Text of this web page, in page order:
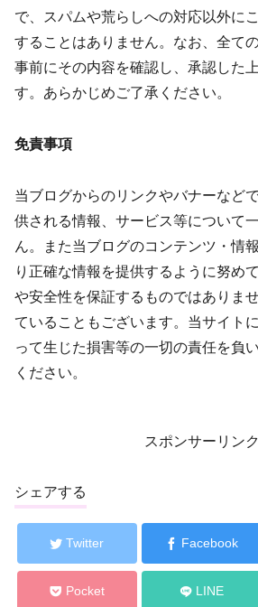
で、スパムや荒らしへの対応以外に
することはありません。なお、全て
事前にその内容を確認し、承認した
す。あらかじめご了承ください。
免責事項
当ブログからのリンクやバナーなど
供される情報、サービス等について
ん。また当ブログのコンテンツ・情
り正確な情報を提供するように努め
や安全性を保証するものではありま
ていることもございます。当サイト
って生じた損害等の一切の責任を負
ください。
スポンサーリンク
シェアする
Twitter Facebook
Pocket LINE